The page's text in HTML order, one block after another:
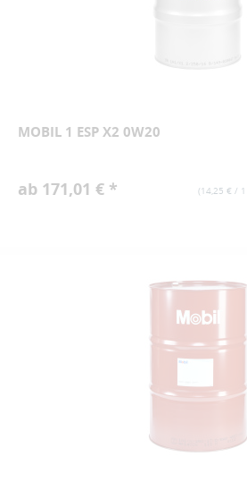
MOBIL 1 ESP X2 0W20
(14,25 € /
ab 171,01 € *